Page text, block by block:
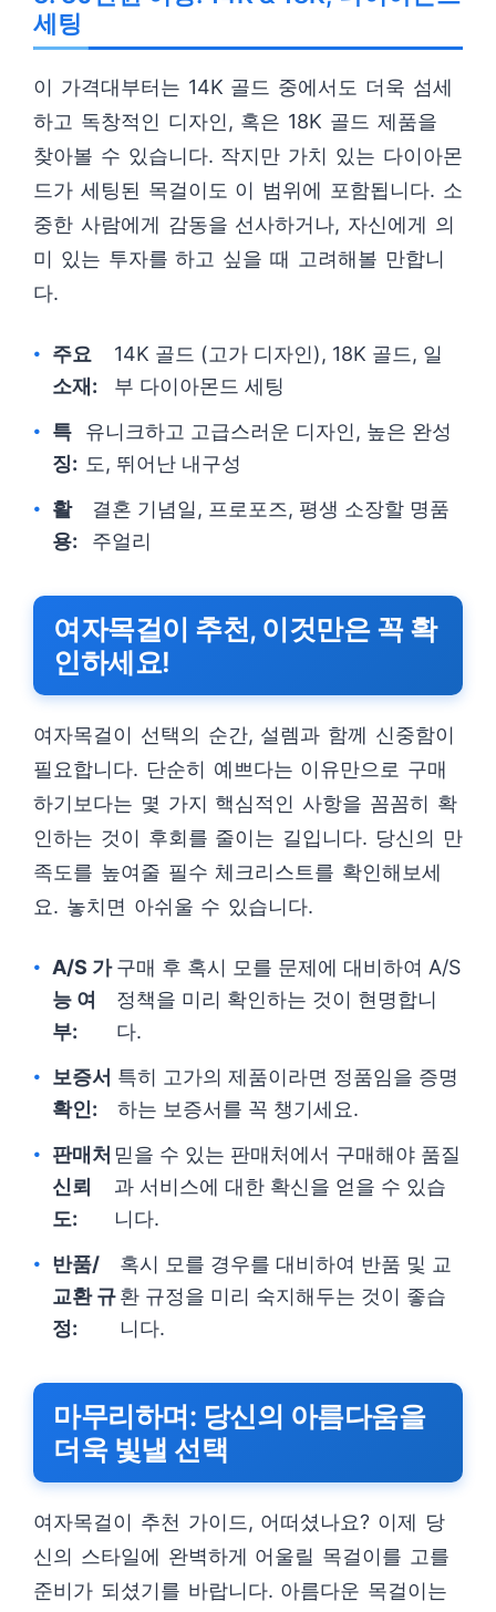
세팅
이 가격대부터는 14K 골드 중에서도 더욱 섬세
하고 독창적인 디자인, 혹은 18K 골드 제품을
찾아볼 수 있습니다. 작지만 가치 있는 다이아몬
드가 세팅된 목걸이도 이 범위에 포함됩니다. 소
중한 사람에게 감동을 선사하거나, 자신에게 의
미 있는 투자를 하고 싶을 때 고려해볼 만합니
다.
주요
소재:
14K 골드 (고가 디자인), 18K 골드, 일
부 다이아몬드 세팅
특
징:
유니크하고 고급스러운 디자인, 높은 완성
도, 뛰어난 내구성
활
용:
결혼 기념일, 프로포즈, 평생 소장할 명품
주얼리
여자목걸이 추천, 이것만은 꼭 확
인하세요!
여자목걸이 선택의 순간, 설렘과 함께 신중함이
필요합니다. 단순히 예쁘다는 이유만으로 구매
하기보다는 몇 가지 핵심적인 사항을 꼼꼼히 확
인하는 것이 후회를 줄이는 길입니다. 당신의 만
족도를 높여줄 필수 체크리스트를 확인해보세
요. 놓치면 아쉬울 수 있습니다.
A/S 가
능 여
부:
구매 후 혹시 모를 문제에 대비하여 A/S
정책을 미리 확인하는 것이 현명합니
다.
보증서
확인:
특히 고가의 제품이라면 정품임을 증명
하는 보증서를 꼭 챙기세요.
판매처
신뢰
도:
믿을 수 있는 판매처에서 구매해야 품질
과 서비스에 대한 확신을 얻을 수 있습
니다.
반품/
교환 규
정:
혹시 모를 경우를 대비하여 반품 및 교
환 규정을 미리 숙지해두는 것이 좋습
니다.
마무리하며: 당신의 아름다움을
더욱 빛낼 선택
여자목걸이 추천 가이드, 어떠셨나요? 이제 당
신의 스타일에 완벽하게 어울릴 목걸이를 고를
준비가 되셨기를 바랍니다. 아름다운 목걸이는